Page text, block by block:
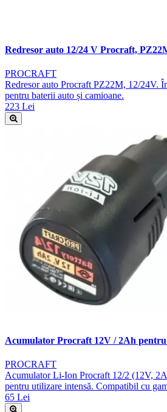
Redresor auto 12/24 V Procraft,
PROCRAFT
Redresor auto Procraft PZ22M, 12/24V.
pentru baterii auto și camioane.
223 Lei
Acumulator Procraft 12V / 2Ah pentru
PROCRAFT
Acumulator Li-Ion Procraft 12/2 (12V,
pentru utilizare intensă. Compatibil cu
65 Lei